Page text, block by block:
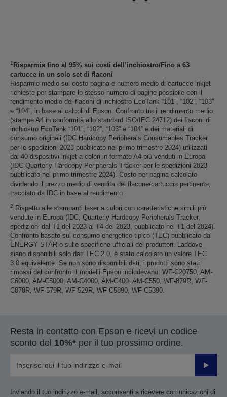
1 Risparmia fino al 95% sui costi dell’inchiostro/Fino a 63
cartucce in un solo set di flaconi
Risparmio medio sul costo pagina e numero medio di cartucce inkjet
richieste per stampare lo stesso numero di pagine possibile con il
rendimento medio dei flaconi di inchiostro EcoTank “101”, “102”, “103”
e “104”, in base ai calcoli di Epson. Confronto tra il rendimento medio
(stampe A4 in conformità allo standard ISO/IEC 24712) dei flaconi di
inchiostro EcoTank “101”, “102”, “103” e “104” e dei materiali di
consumo originali (IDC Hardcopy Peripherals Consumables Tracker
per le spedizioni 2023 pubblicato nel primo trimestre 2024) utilizzati
dai 40 dispositivi inkjet a colori in formato A4 più venduti in Europa
(IDC Quarterly Hardcopy Peripherals Tracker per le spedizioni 2023
pubblicato nel primo trimestre 2024). Costo per pagina calcolato
dividendo il prezzo medio di vendita del flacone/cartuccia pertinente,
tracciato da IDC in base al rendimento
2
Rispetto alle stampanti laser a colori con caratteristiche simili più
vendute in Europa (IDC, Quarterly Hardcopy Peripherals Tracker,
spedizioni dal T1 del 2023 al T4 del 2023, pubblicato nel T1 del 2024).
Confronto basato sul consumo energetico tipico (TEC) pubblicato da
ENERGY STAR o sulle specifiche ufficiali dei produttori. Laddove
siano disponibili solo dati TEC 2.0, è stato calcolato un valore TEC
3.0 equivalente. Se non sono disponibili dati, i prodotti sono stati
rimossi dal confronto. I modelli Epson includevano: WF-C20750, AM-
C6000, AM-C5000, AM-C4000, AM-C400, AM-C550, WF-879R, WF-
C878R, WF-579R, WF-529R, WF-C5890, WF-C5390.
Resta in contatto con Epson e ricevi un codice
sconto del 10%* per il tuo prossimo ordine.
Invia
Inviando il tuo indirizzo e-mail, acconsenti a ricevere comunicazioni di